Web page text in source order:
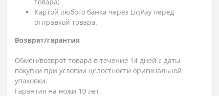
Картой любого банка через LiqPay перед
отправкой товара.
Возврат/гарантия
Обмен/возврат товара в течение 14 дней с даты
покупки при условии целостности оригинальной
упаковки.
Гарантия на ножи 10 лет.